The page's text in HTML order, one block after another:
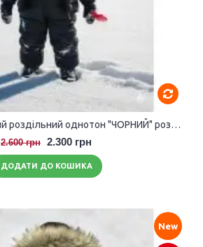
Комбінезон зимовий роздільний однотон "ЧОРНИЙ" розмір 104-110
2.600 грн 2.300 грн
ДОДАТИ ДО КОШИКА
New